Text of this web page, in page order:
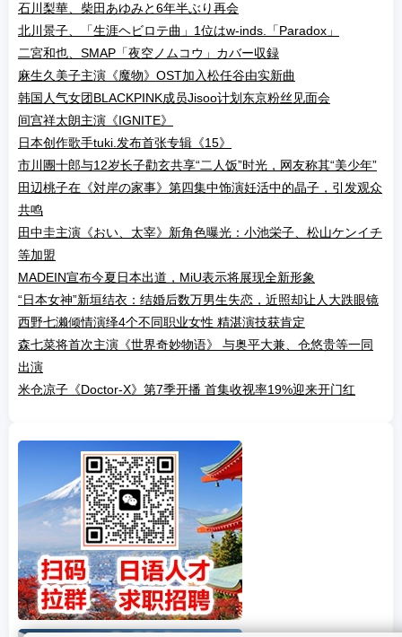
石川梨華、柴田あゆみと6年半ぶり再会
北川景子、「生涯ヘビロテ曲」1位はw-inds.「Paradox」
二宮和也、SMAP「夜空ノムコウ」カバー収録
麻生久美子主演《魔物》OST加入松任谷由实新曲
韩国人气女团BLACKPINK成员Jisoo计划东京粉丝见面会
间宫祥太朗主演《IGNITE》
日本创作歌手tuki.发布首张专辑《15》
市川團十郎与12岁长子勸玄共享“二人饭”时光，网友称其“美少年”
田辺桃子在《対岸の家事》第四集中饰演妊活中的晶子，引发观众
共鸣
田中圭主演《おい、太宰》新角色曝光：小池栄子、松山ケンイチ
等加盟
MADEIN宣布今夏日本出道，MiU表示将展现全新形象
“日本女神”新垣结衣：结婚后数万男生失恋，近照却让人大跌眼镜
西野七濑倾情演绎4个不同职业女性 精湛演技获肯定
森七菜将首次主演《世界奇妙物语》 与奥平大兼、仓悠贵等一同
出演
米仓凉子《Doctor-X》第7季开播 首集收视率19%迎来开门红